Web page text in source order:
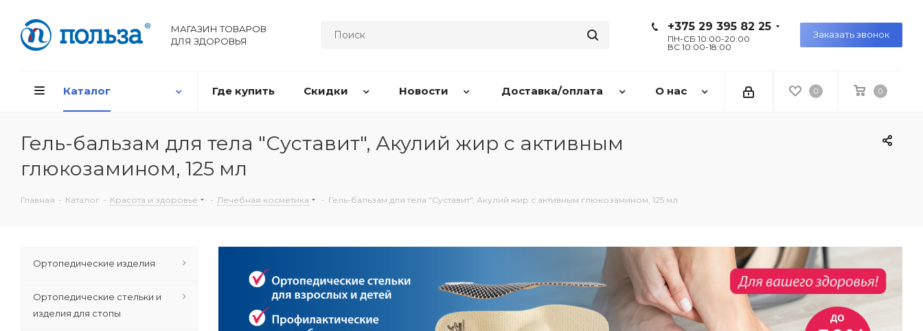
МАГАЗИН ТОВАРОВ
ДЛЯ ЗДОРОВЬЯ
+375 29 395 82 25
ПН-СБ 10:00-20:00
ВС 10:00-18:00
Заказать звонок
0 0
Каталог Где купить Скидки Новости Доставка/оплата О нас
Гель-бальзам для тела "Суставит", Акулий жир с активным
глюкозамином, 125 мл
Главная - Каталог - Красота и здоровье - Лечебная косметика - Гель-бальзам для тела "Суставит", Акулий жир с активным глюкозамином, 125 мл
Ортопедические изделия
Ортопедические стельки и
изделия для стопы